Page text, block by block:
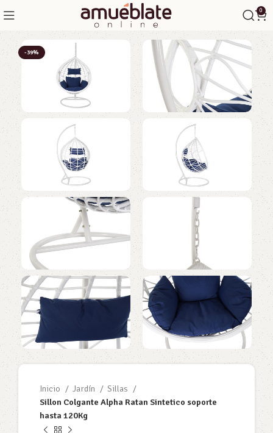
0
-39%
Inicio Jardín
Sillas
Sillon Colgante Alpha Ratan Sintetico soporte
hasta 120Kg